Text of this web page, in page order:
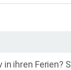
ihren